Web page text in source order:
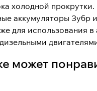
холодной прокрутки.
аккумуляторы Зубр
для использования
может